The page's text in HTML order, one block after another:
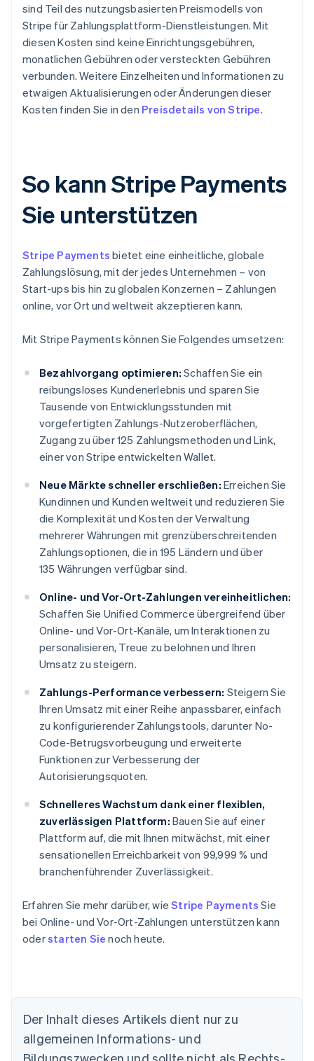
sind Teil des nutzungsbasierten Preismodells von
Stripe für Zahlungsplattform-Dienstleistungen. Mit
diesen Kosten sind keine Einrichtungsgebühren,
monatlichen Gebühren oder versteckten Gebühren
verbunden. Weitere Einzelheiten und Informationen zu
etwaigen Aktualisierungen oder Änderungen dieser
Kosten finden Sie in den Preisdetails von Stripe.
So kann Stripe Payments
Sie unterstützen
Stripe Payments bietet eine einheitliche, globale
Zahlungslösung, mit der jedes Unternehmen – von
Start-ups bis hin zu globalen Konzernen – Zahlungen
online, vor Ort und weltweit akzeptieren kann.
Mit Stripe Payments können Sie Folgendes umsetzen:
Bezahlvorgang optimieren: Schaffen Sie ein
reibungsloses Kundenerlebnis und sparen Sie
Tausende von Entwicklungsstunden mit
vorgefertigten Zahlungs-Nutzeroberflächen,
Zugang zu über 125 Zahlungsmethoden und Link,
einer von Stripe entwickelten Wallet.
Neue Märkte schneller erschließen: Erreichen Sie
Kundinnen und Kunden weltweit und reduzieren Sie
die Komplexität und Kosten der Verwaltung
mehrerer Währungen mit grenzüberschreitenden
Zahlungsoptionen, die in 195 Ländern und über
135 Währungen verfügbar sind.
Online- und Vor-Ort-Zahlungen vereinheitlichen:
Schaffen Sie Unified Commerce übergreifend über
Online- und Vor-Ort-Kanäle, um Interaktionen zu
personalisieren, Treue zu belohnen und Ihren
Umsatz zu steigern.
Zahlungs-Performance verbessern: Steigern Sie
Ihren Umsatz mit einer Reihe anpassbarer, einfach
zu konfigurierender Zahlungstools, darunter No-
Code-Betrugsvorbeugung und erweiterte
Funktionen zur Verbesserung der
Autorisierungsquoten.
Schnelleres Wachstum dank einer flexiblen,
zuverlässigen Plattform: Bauen Sie auf einer
Plattform auf, die mit Ihnen mitwächst, mit einer
sensationellen Erreichbarkeit von 99,999 % und
branchenführender Zuverlässigkeit.
Erfahren Sie mehr darüber, wieStripe Payments Sie
bei Online- und Vor-Ort-Zahlungen unterstützen kann
oderstarten Sie noch heute.
Der Inhalt dieses Artikels dient nur zu
allgemeinen Informations- und
Australien
English
Belgien